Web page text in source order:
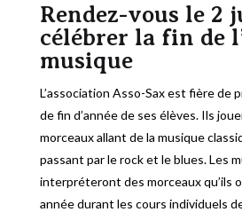
Rendez-vous le 2
célébrer la fin de
musique
L’association Asso-Sax est fière de
de fin d’année de ses élèves. Ils
morceaux allant de la musique
passant par le rock et le blues. Les
interpréteront des morceaux qu’ils
année durant les cours individuels